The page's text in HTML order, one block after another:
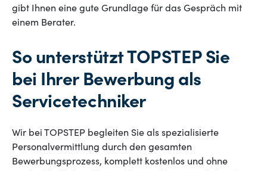
gibt Ihnen eine gute Grundlage für das Gespräch mit
einem Berater.
So unterstützt TOPSTEP Sie
bei Ihrer Bewerbung als
Servicetechniker
Wir bei TOPSTEP begleiten Sie als spezialisierte
Personalvermittlung durch den gesamten
Bewerbungsprozess, komplett kostenlos und ohne